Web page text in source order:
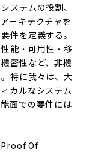
ステムの役割、
ーキテクチャを
件を定義する。
能・可用性・移
密性など、非機
特に我々は、大
カルなシステム
面での要件には
Proof Of